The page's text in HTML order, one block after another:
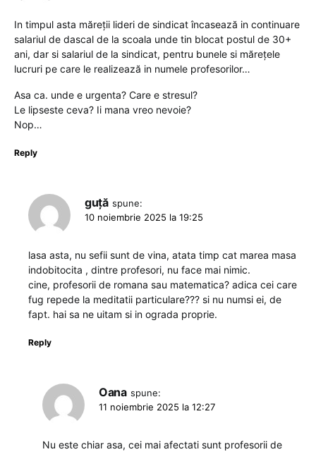
In timpul asta măreții lideri de sindicat încasează in continuare
salariul de dascal de la scoala unde tin blocat postul de 30+
ani, dar si salariul de la sindicat, pentru bunele si mărețele
lucruri pe care le realizează in numele profesorilor…
Asa ca. unde e urgenta? Care e stresul?
Le lipseste ceva? Ii mana vreo nevoie?
Nop…
Reply
guță spune:
10 noiembrie 2025 la 19:25
lasa asta, nu sefii sunt de vina, atata timp cat marea masa
indobitocita , dintre profesori, nu face mai nimic.
cine, profesorii de romana sau matematica? adica cei care
fug repede la meditatii particulare??? si nu numsi ei, de
fapt. hai sa ne uitam si in ograda proprie.
Reply
Oana spune:
11 noiembrie 2025 la 12:27
Nu este chiar asa, cei mai afectati sunt profesorii de